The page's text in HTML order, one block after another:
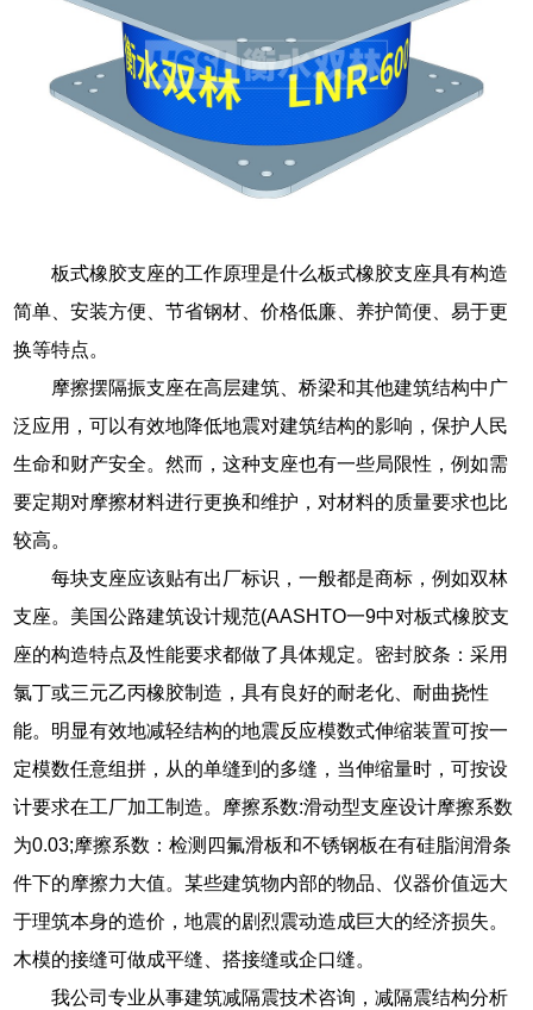
板式橡胶支座的工作原理是什么板式橡胶支座具有构造
简单、安装方便、节省钢材、价格低廉、养护简便、易于更
换等特点。
摩擦摆隔振支座在高层建筑、桥梁和其他建筑结构中广
泛应用，可以有效地降低地震对建筑结构的影响，保护人民
生命和财产安全。然而，这种支座也有一些局限性，例如需
要定期对摩擦材料进行更换和维护，对材料的质量要求也比
较高。
每块支座应该贴有出厂标识，一般都是商标，例如双林
支座。美国公路建筑设计规范(AASHTO一9中对板式橡胶支
座的构造特点及性能要求都做了具体规定。密封胶条：采用
氯丁或三元乙丙橡胶制造，具有良好的耐老化、耐曲挠性
能。明显有效地减轻结构的地震反应模数式伸缩装置可按一
定模数任意组拼，从的单缝到的多缝，当伸缩量时，可按设
计要求在工厂加工制造。摩擦系数:滑动型支座设计摩擦系数
为0.03;摩擦系数：检测四氟滑板和不锈钢板在有硅脂润滑条
件下的摩擦力大值。某些建筑物内部的物品、仪器价值远大
于理筑本身的造价，地震的剧烈震动造成巨大的经济损失。
木模的接缝可做成平缝、搭接缝或企口缝。
我公司专业从事建筑减隔震技术咨询，减隔震结构分析